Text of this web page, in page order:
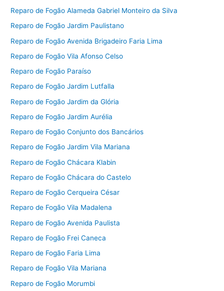
Reparo de Fogão Alameda Gabriel Monteiro da Silva
Reparo de Fogão Jardim Paulistano
Reparo de Fogão Avenida Brigadeiro Faria Lima
Reparo de Fogão Vila Afonso Celso
Reparo de Fogão Paraíso
Reparo de Fogão Jardim Lutfalla
Reparo de Fogão Jardim da Glória
Reparo de Fogão Jardim Aurélia
Reparo de Fogão Conjunto dos Bancários
Reparo de Fogão Jardim Vila Mariana
Reparo de Fogão Chácara Klabin
Reparo de Fogão Chácara do Castelo
Reparo de Fogão Cerqueira César
Reparo de Fogão Vila Madalena
Reparo de Fogão Avenida Paulista
Reparo de Fogão Frei Caneca
Reparo de Fogão Faria Lima
Reparo de Fogão Vila Mariana
Reparo de Fogão Morumbi